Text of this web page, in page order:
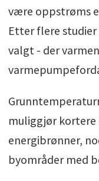
være oppstrøms
Etter flere
valgt - der
muliggjør
energibrønner,
byområder med